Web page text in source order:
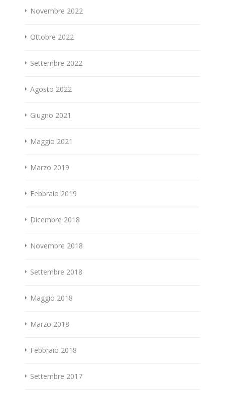
Novembre 2022
Ottobre 2022
Settembre 2022
Agosto 2022
Giugno 2021
Maggio 2021
Marzo 2019
Febbraio 2019
Dicembre 2018
Novembre 2018
Settembre 2018
Maggio 2018
Marzo 2018
Febbraio 2018
Settembre 2017